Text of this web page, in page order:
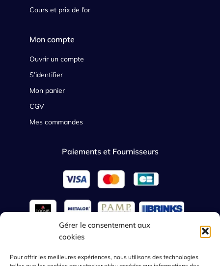
Gérer le consentement aux
cookies
Pour offrir les meilleures expériences, nous utilisons des technologies
Cours et prix de l’or
Mon compte
Ouvrir un compte
S’identifier
Mon panier
CGV
Mes commandes
Paiements et Fournisseurs
French